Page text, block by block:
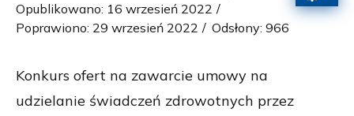
Opublikowano: 16 wrzesień 2022
Poprawiono: 29 wrzesień 2022
Odsłony: 966
Konkurs ofert na zawarcie umowy na
udzielanie świadczeń zdrowotnych przez